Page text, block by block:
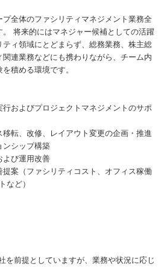
全体のファシリティマネジメント業務全
将来的にはマネジャー候補としての活躍
ティ領域にとどまらず、総務業務、株主総
連業務などにも携わりながら、チーム内
積める環境です。
行およびプロジェクトマネジメントのサポ
移転、改修、レイアウト変更の企画・推進
ンシップ構築
よび運用改善
提案（ファシリティコスト、オフィス稼働
など）
を前提としていますが、業務や状況に応じ